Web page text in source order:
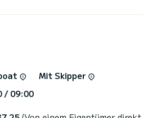
Klicken Sie auf die Schaltfläche
Ihnen das beste Angebot
Mit Skipper
/ 09:00